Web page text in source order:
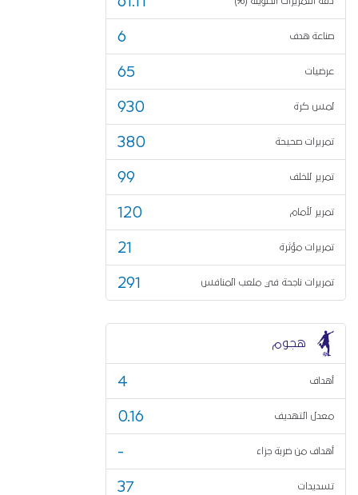
صناعة هدف 6
عرضيات 65
لمس كرة 930
تمريرات صحيحة 380
تمرير للخلف 99
تمرير لأمام 120
تمريرات مؤثرة 21
تمريرات ناجحة في ملعب المنافس 291
هجوم
أهداف 4
معدل التهديف 0.16
أهداف من ضربة جزاء -
تسديدات 37